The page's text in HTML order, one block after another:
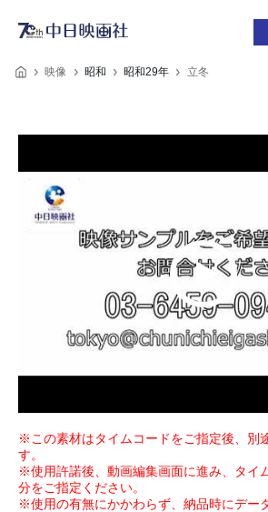
映像 昭和 昭和29年 立冬
※この素材はタイムコードをご指定後、別
す。
※使用許諾後、動画編集画面に進み、タイ
分をご指定ください。
※使用の有無にかかわらず、納品時にデー